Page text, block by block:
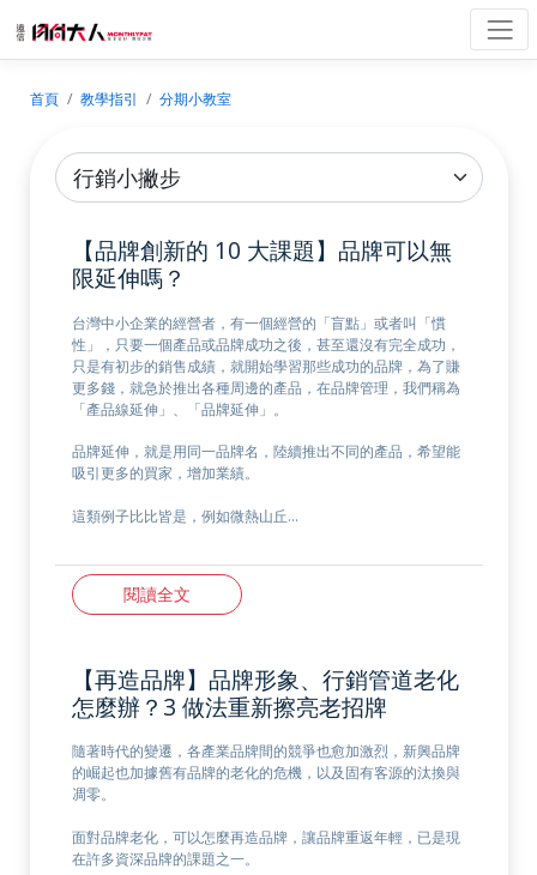
首頁 教學指引 分期小教室
【品牌創新的 10 大課題】品牌可以無
限延伸嗎？
台灣中小企業的經營者，有一個經營的「盲點」或者叫「慣
性」，只要一個產品或品牌成功之後，甚至還沒有完全成功，
只是有初步的銷售成績，就開始學習那些成功的品牌，為了賺
更多錢，就急於推出各種周邊的產品，在品牌管理，我們稱為
「產品線延伸」、「品牌延伸」。
品牌延伸，就是用同一品牌名，陸續推出不同的產品，希望能
吸引更多的買家，增加業績。
這類例子比比皆是，例如微熱山丘…
閱讀全文
【再造品牌】品牌形象、行銷管道老化
怎麼辦？3 做法重新擦亮老招牌
隨著時代的變遷，各產業品牌間的競爭也愈加激烈，新興品牌
的崛起也加據舊有品牌的老化的危機，以及固有客源的汰換與
凋零。
面對品牌老化，可以怎麼再造品牌，讓品牌重返年輕，已是現
在許多資深品牌的課題之一。